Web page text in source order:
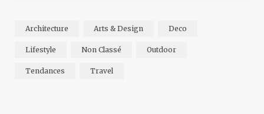
Architecture Arts & Design Deco
Lifestyle Non Classé Outdoor
Tendances Travel